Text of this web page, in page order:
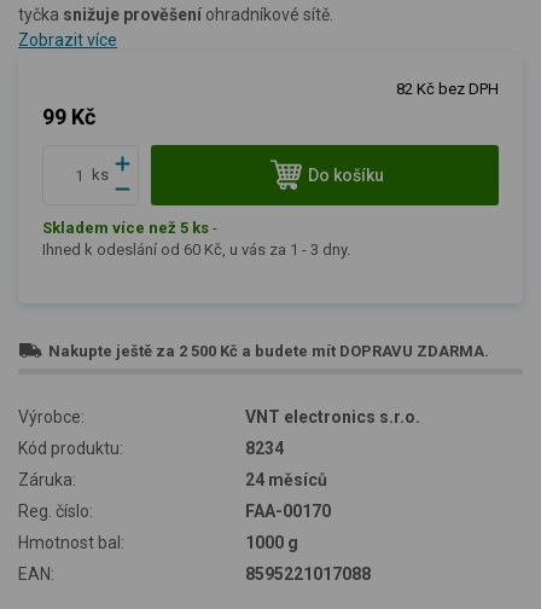
tyčka snižuje prověšení ohradníkové sítě.
Zobrazit více
99 Kč
82 Kč bez DPH
ks Do košíku
Skladem více než 5 ks -
Ihned k odeslání od 60 Kč, u vás za 1 - 3 dny.
Nakupte ještě za 2 500 Kč a budete mít DOPRAVU ZDARMA.
Výrobce:
VNT electronics s.r.o.
Kód produktu:
8234
Záruka:
24 měsíců
Reg. číslo:
FAA-00170
Hmotnost bal:
1000 g
EAN:
8595221017088